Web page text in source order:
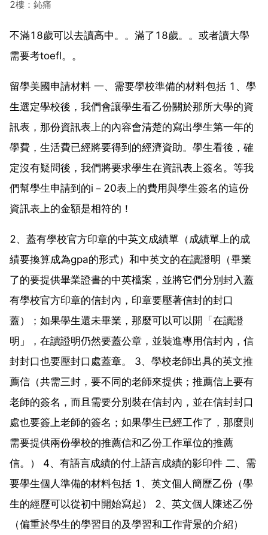
2樓：鈊痛
不滿18歲可以去讀高中。。滿了18歲。。或者讀大學
需要考toefl。。
留學美國申請材料 一、需要學校準備的材料包括 1、學
生選定學校後，我們會讓學生看乙份關於那所大學的資
訊表，那份資訊表上的內容會清楚的寫出學生第一年的
學費，生活費已經將要得到的經濟資助。學生看後，確
定沒有疑問後，我們將要求學生在資訊表上簽名。等我
們幫學生申請到的i－20表上的費用與學生簽名的這份
資訊表上的金額是相符的！
2、蓋有學校官方印章的中英文成績單（成績單上的成
績要換算成為gpa的形式）和中英文的在讀證明（畢業
了的要提供畢業證書的中英檔案，並將它們分別封入蓋
有學校官方印章的信封內，印章要壓著信封的封口
蓋）；如果學生還未畢業，那麼可以可以開「在讀證
明」，在讀證明仍然要蓋公章，並裝進專用信封內，信
封封口也要壓封口處蓋章。 3、學校老師出具的英文推
薦信（共需三封，要不同的老師來提供；推薦信上要有
老師的簽名，而且需要分別裝在信封內，並在信封封口
處也要簽上老師的簽名；如果學生已經工作了，那麼則
需要提供兩份學校的推薦信和乙份工作單位的推薦
信。） 4、有語言成績的付上語言成績的影印件 二、需
要學生個人準備的材料包括 1、英文個人簡歷乙份（學
生的經歷可以從初中開始寫起） 2、英文個人陳述乙份
（偏重於學生的學習目的及學習和工作背景的介紹）